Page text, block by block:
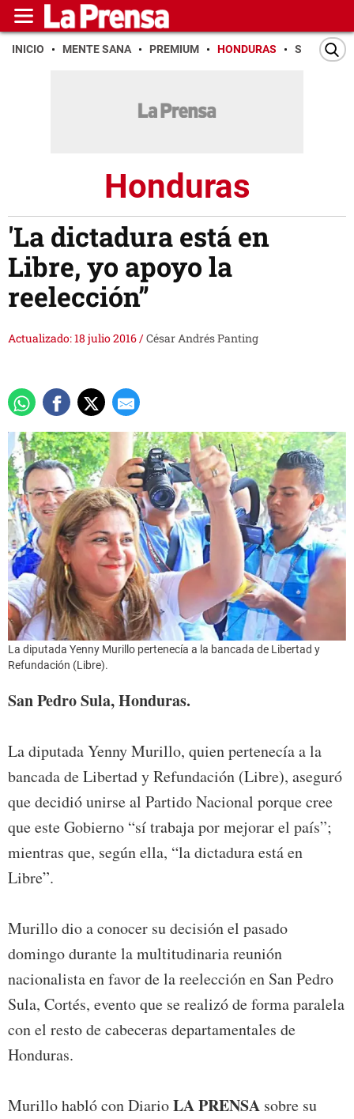
INICIO MENTE SANA PREMIUM HONDURAS SAN PEDRO
Honduras
'La dictadura está en
Libre, yo apoyo la
reelección”
Actualizado: 18 julio 2016/César Andrés Panting
La diputada Yenny Murillo pertenecía a la bancada de Libertad y
Refundación (Libre).
San Pedro Sula, Honduras.
La diputada Yenny Murillo, quien pertenecía a la
bancada de Libertad y Refundación (Libre), aseguró
que decidió unirse al Partido Nacional porque cree
que este Gobierno “sí trabaja por mejorar el país”;
mientras que, según ella, “la dictadura está en
Libre”.
Murillo dio a conocer su decisión el pasado
domingo durante la multitudinaria reunión
nacionalista en favor de la reelección en San Pedro
Sula, Cortés, evento que se realizó de forma paralela
con el resto de cabeceras departamentales de
Honduras.
Murillo habló con DiarioLA PRENSA sobre su